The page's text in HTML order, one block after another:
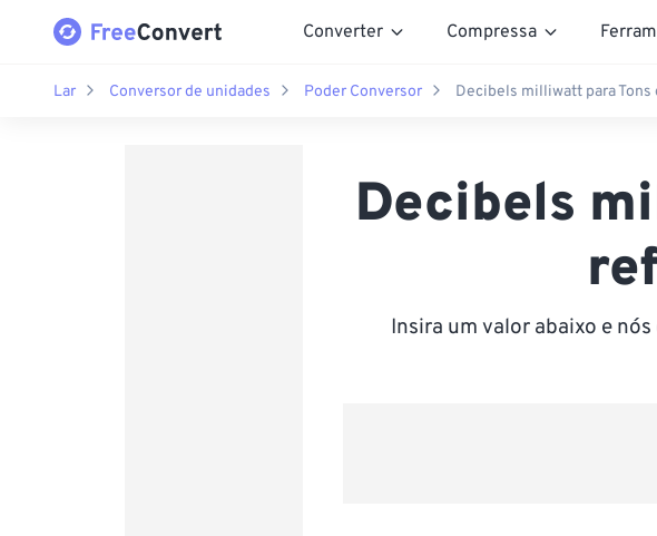
Converter Compressa
Lar Conversor de unidades Poder Conversor Decibels milliwatt para
Decibels
Insira um valor abaixo e